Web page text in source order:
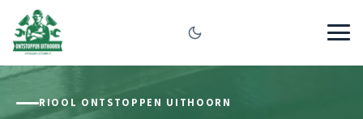
RIOOL ONTSTOPPEN UITHOORN